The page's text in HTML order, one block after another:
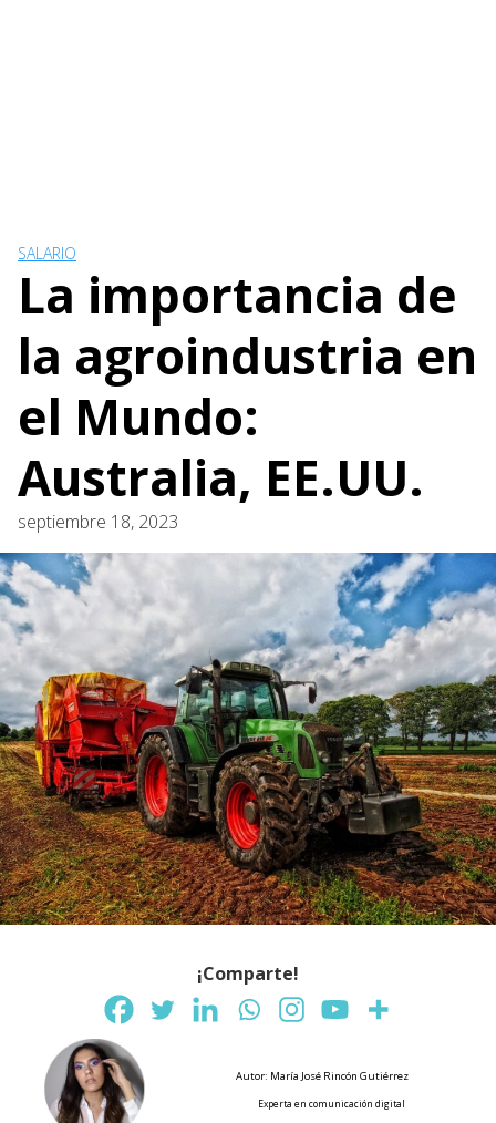
SALARIO
La importancia de
la agroindustria en
el Mundo:
Australia, EE.UU.
septiembre 18, 2023
¡Comparte!
Autor: María José Rincón Gutiérrez
Experta en comunicación digital